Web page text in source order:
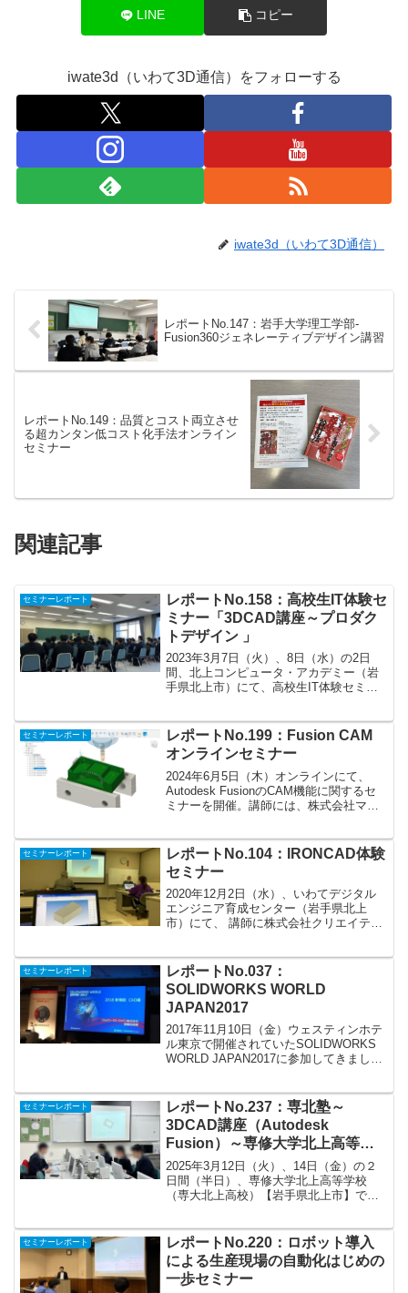
LINE コピー
iwate3d（いわて3D通信）をフォローする
iwate3d（いわて3D通信）
レポートNo.147：岩手大学理工学部-
Fusion360ジェネレーティブデザイン講習
レポートNo.149：品質とコスト両立させ
る超カンタン低コスト化手法オンライン
セミナー
関連記事
セミナーレポート
レポートNo.158：高校生IT体験セ
ミナー「3DCAD講座～プロダク
トデザイン 」
2023年3月7日（火）、8日（水）の2日
間、北上コンピュータ・アカデミー（岩
手県北上市）にて、高校生IT体験セミナ
ミー。後援に岩手県教育委員会。毎年、
県立高校の入試の...
セミナーレポート
レポートNo.199：Fusion CAM
オンラインセミナー
2024年6月5日（木）オンラインにて、
Autodesk FusionのCAM機能に関するセ
ミナーを開催。講師には、株式会社マク
れるCAMの拡張機能を紹介していただ...
セミナーレポート
レポートNo.104：IRONCAD体験
セミナー
2020年12月2日（水）、いわてデジタル
エンジニア育成センター（岩手県北上
市）にて、 講師に株式会社クリエイティ
されました。 私も実際に触ってみました
が、ド...
セミナーレポート
レポートNo.037：
SOLIDWORKS WORLD
JAPAN2017
2017年11月10日（金）ウェスティンホテ
ル東京で開催されていたSOLIDWORKS
WORLD JAPAN2017に参加してきまし
れるイベントとなっています。最新...
セミナーレポート
レポートNo.237：専北塾～
3DCAD講座（Autodesk
Fusion）～専修大学北上高等学
校
2025年3月12日（火）、14日（金）の２
日間（半日）、専修大学北上高等学校
（専大北上高校）【岩手県北上市】で開
料で使用できるオートデスク社の
「Fusion ...
セミナーレポート
レポートNo.220：ロボット導入
による生産現場の自動化はじめの
一歩セミナー